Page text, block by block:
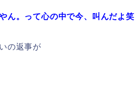
ん。って心の中で今、叫んだよ笑
の返事が